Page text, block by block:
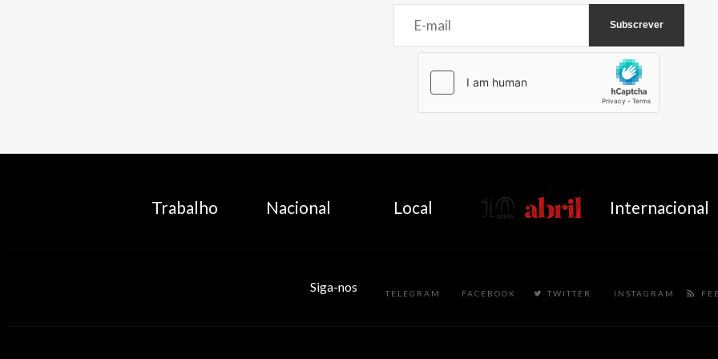
Trabalho Nacional Local AbrilAbril Internacional
Siga-nos TELEGRAM FACEBOOK TWITTER INSTAGRAM